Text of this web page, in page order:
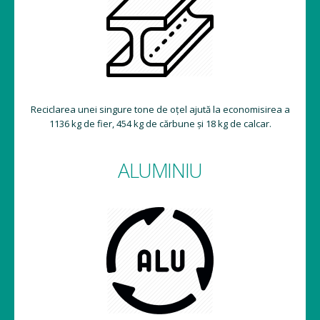
Reciclarea unei singure tone de oțel ajută la economisirea a
1136 kg de fier, 454 kg de cărbune și 18 kg de calcar.
ALUMINIU